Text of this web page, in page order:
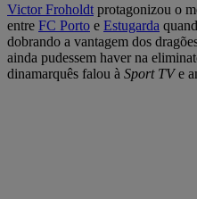
Victor Froholdt protagonizou o
entre FC Porto e Estugarda
dobrando a vantagem dos
ainda pudessem haver na
dinamarquês falou à Sport TVe